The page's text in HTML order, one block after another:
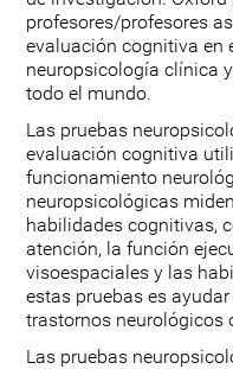
profesores/profesores
evaluación cognitiva en
neuropsicología clínica
todo el mundo.
Las pruebas
evaluación cognitiva
funcionamiento
neuropsicológicas
habilidades cognitivas,
atención, la función
visoespaciales y las
estas pruebas es
trastornos neurológicos
Las pruebas